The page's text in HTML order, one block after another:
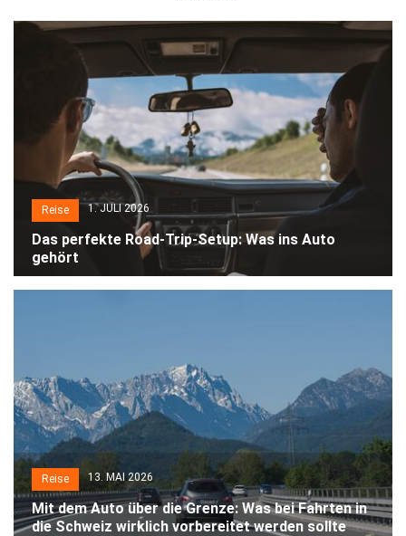
Reise 1. JULI 2026
Das perfekte Road-Trip-Setup: Was ins Auto
gehört
Reise 13. MAI 2026
Mit dem Auto über die Grenze: Was bei Fahrten in
die Schweiz wirklich vorbereitet werden sollte